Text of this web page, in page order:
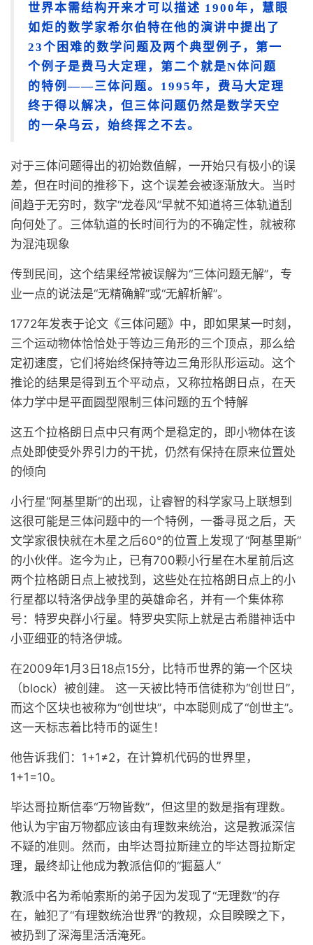
世界本需结构开来才可以描述 1900年，慧眼
如炬的数学家希尔伯特在他的演讲中提出了
23个困难的数学问题及两个典型例子，第一
个例子是费马大定理，第二个就是N体问题
的特例——三体问题。1995年，费马大定理
终于得以解决，但三体问题仍然是数学天空
的一朵乌云，始终挥之不去。
对于三体问题得出的初始数值解，一开始只有极小的误
差，但在时间的推移下，这个误差会被逐渐放大。当时
间趋于无穷时，数字“龙卷风”早就不知道将三体轨道刮
向何处了。三体轨道的长时间行为的不确定性，就被称
为混沌现象
传到民间，这个结果经常被误解为“三体问题无解”，专
业一点的说法是“无精确解”或“无解析解”。
1772年发表于论文《三体问题》中，即如果某一时刻，
三个运动物体恰恰处于等边三角形的三个顶点，那么给
定初速度，它们将始终保持等边三角形队形运动。这个
推论的结果是得到五个平动点，又称拉格朗日点，在天
体力学中是平面圆型限制三体问题的五个特解
这五个拉格朗日点中只有两个是稳定的，即小物体在该
点处即使受外界引力的干扰，仍然有保持在原来位置处
的倾向
小行星“阿基里斯”的出现，让睿智的科学家马上联想到
这很可能是三体问题中的一个特例，一番寻觅之后，天
文学家很快就在木星之后60°的位置上发现了“阿基里斯”
的小伙伴。迄今为止，已有700颗小行星在木星前后这
两个拉格朗日点上被找到，这些处在拉格朗日点上的小
行星都以特洛伊战争里的英雄命名，并有一个集体称
号：特罗央群小行星。特罗央实际上就是古希腊神话中
小亚细亚的特洛伊城。
在2009年1月3日18点15分，比特币世界的第一个区块
（block）被创建。 这一天被比特币信徒称为“创世日”，
而这个区块也被称为“创世块”，中本聪则成了“创世主”。
这一天标志着比特币的诞生！
他告诉我们：1+1≠2，在计算机代码的世界里，
1+1=10。
毕达哥拉斯信奉“万物皆数”，但这里的数是指有理数。
他认为宇宙万物都应该由有理数来统治，这是教派深信
不疑的准则。然而，由毕达哥拉斯建立的毕达哥拉斯定
理，最终却让他成为教派信仰的“掘墓人”
教派中名为希帕索斯的弟子因为发现了“无理数”的存
在，触犯了“有理数统治世界”的教规，众目睽睽之下，
被扔到了深海里活活淹死。